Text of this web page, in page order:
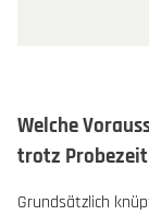
Welche
trotz
Grundsätzlich